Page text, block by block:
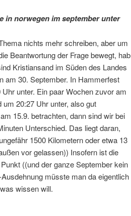
in norwegen im september unter
nichts mehr schreiben, aber um
Beantwortung der Frage bewegt, hab
Kristiansand im Süden des Landes
am 30. September. In Hammerfest
unter. Ein paar Wochen zuvor am
20:27 Uhr unter, also gut
15.9. betrachten, dann sind wir bei
Unterschied. Das liegt daran,
1500 Kilometern oder etwa 13
vor gelassen)) Insofern ist die
((und der ganze September kein
müsste man da eigentlich
wissen will.